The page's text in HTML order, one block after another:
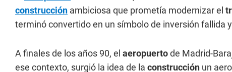
construcción ambiciosa que prometía modernizar el
terminó convertido en un símbolo de inversión fallida
A finales de los años 90, el aeropuertode Madrid-
ese contexto, surgió la idea de la construcción un